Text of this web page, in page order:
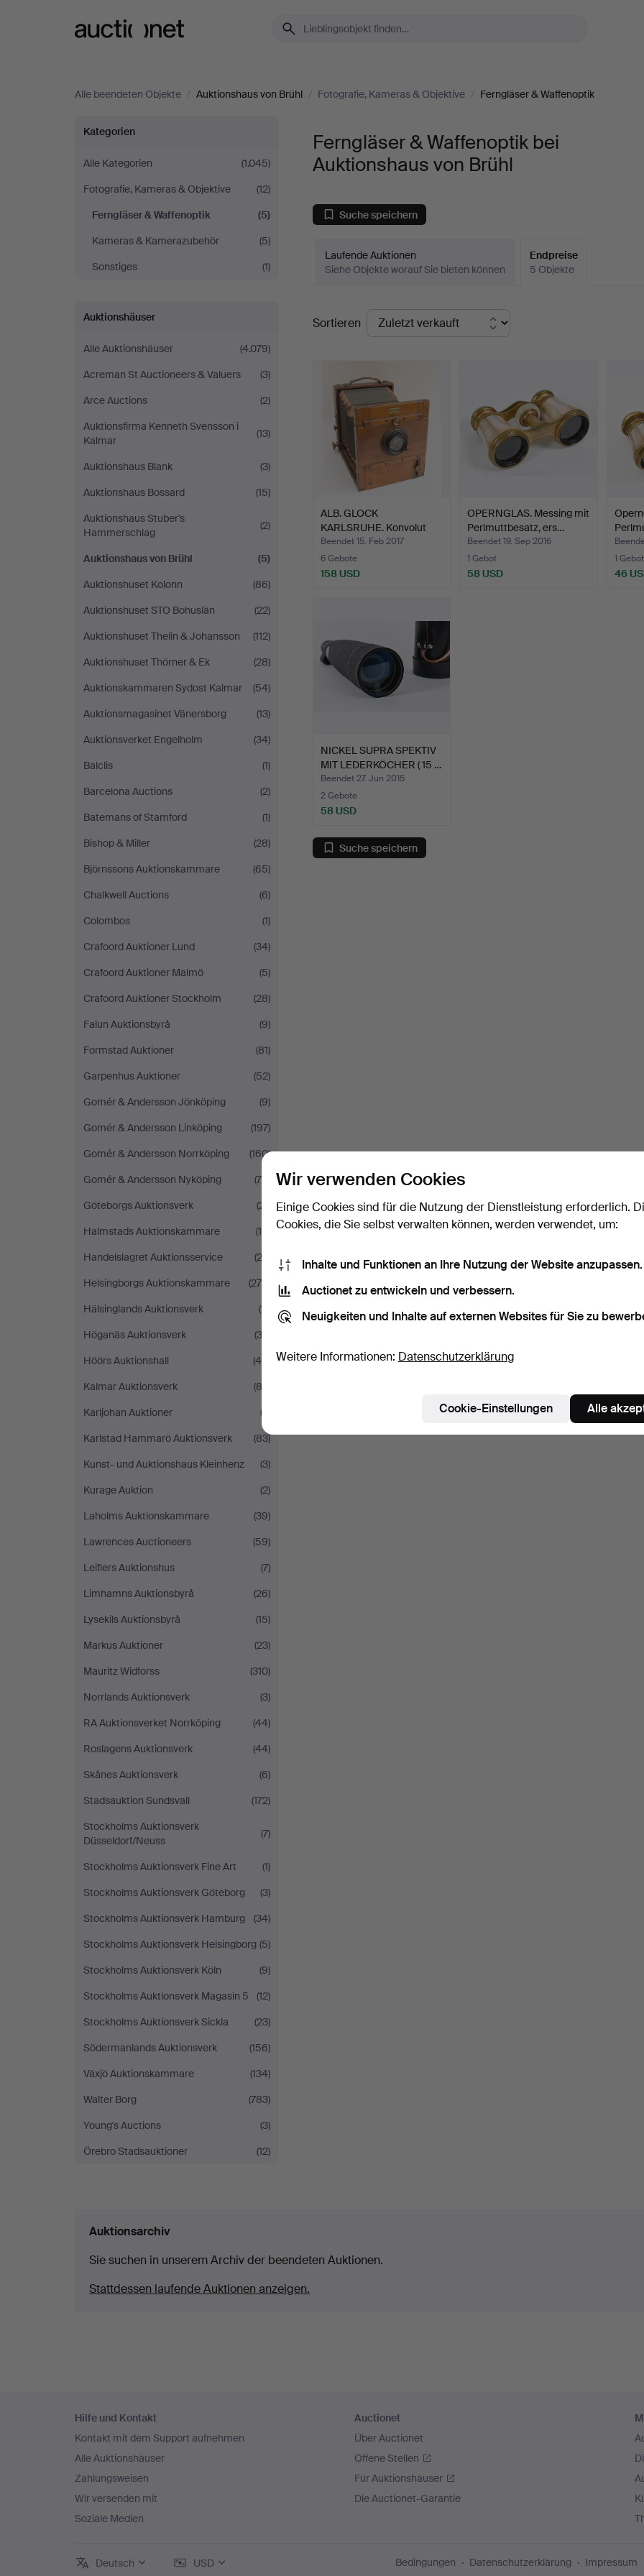
Alle beendeten Objekte / Auktionshaus von Brühl / Fotografie, Kameras & Objektive / Ferngläser & Waffenoptik
Ferngläser
&
Waffenoptik
bei
Auktionshaus
von
Brühl
Kategorien
Alle Kategorien
(1.045)
Fotografie, Kameras & Objektive
(12)
Ferngläser & Waffenoptik
(5)
Kameras & Kamerazubehör
(5)
Sonstiges
(1)
Auktionshäuser
Alle Auktionshäuser
(4.079)
Acreman St Auctioneers & Valuers
(3)
Arce Auctions
(2)
Auktionsfirma Kenneth Svensson i
Kalmar
(13)
Auktionshaus Blank
(3)
Auktionshaus Bossard
(15)
Auktionshaus Stuber's
Hammerschlag
(2)
Auktionshaus von Brühl
(5)
Auktionshuset Kolonn
(86)
Auktionshuset STO Bohuslän
(22)
Auktionshuset Thelin & Johansson
(112)
Auktionshuset Thörner & Ek
(28)
Auktionskammaren Sydost Kalmar
(54)
Auktionsmagasinet Vänersborg
(13)
Auktionsverket Engelholm
(34)
Balclis
(1)
Barcelona Auctions
(2)
Batemans of Stamford
(1)
Bishop & Miller
(28)
Björnssons Auktionskammare
(65)
Chalkwell Auctions
(6)
Colombos
(1)
Crafoord Auktioner Lund
(34)
Crafoord Auktioner Malmö
(5)
Crafoord Auktioner Stockholm
(28)
Falun Auktionsbyrå
(9)
Formstad Auktioner
(81)
Garpenhus Auktioner
(52)
Gomér & Andersson Jönköping
(9)
Gomér & Andersson Linköping
(197)
Gomér & Andersson Norrköping
(160)
Gomér & Andersson Nyköping
(75)
Göteborgs Auktionsverk
(21)
Halmstads Auktionskammare
(15)
Handelslagret Auktionsservice
(23)
Helsingborgs Auktionskammare
(275)
Hälsinglands Auktionsverk
(11)
Höganäs Auktionsverk
(33)
Höörs Auktionshall
(40)
Kalmar Auktionsverk
(82)
Karljohan Auktioner
(2)
Karlstad Hammarö Auktionsverk
(83)
Kunst- und Auktionshaus Kleinhenz
(3)
Kurage Auktion
(2)
Laholms Auktionskammare
(39)
Lawrences Auctioneers
(59)
Leiflers Auktionshus
(7)
Limhamns Auktionsbyrå
(26)
Lysekils Auktionsbyrå
(15)
Markus Auktioner
(23)
Mauritz Widforss
(310)
Norrlands Auktionsverk
(3)
RA Auktionsverket Norrköping
(44)
Roslagens Auktionsverk
(44)
Skånes Auktionsverk
(6)
Stadsauktion Sundsvall
(172)
Stockholms Auktionsverk
Düsseldorf/Neuss
(7)
Stockholms Auktionsverk Fine Art
(1)
Stockholms Auktionsverk Göteborg
(3)
Stockholms Auktionsverk Hamburg
(34)
Stockholms Auktionsverk Helsingborg (5)
Stockholms Auktionsverk Köln
(9)
Stockholms Auktionsverk Magasin 5
(12)
Stockholms Auktionsverk Sickla
(23)
Södermanlands Auktionsverk
(156)
Växjö Auktionskammare
(134)
Walter Borg
(783)
Young's Auctions
(3)
Örebro Stadsauktioner
(12)
Ferngläser & Waffenoptik bei
Auktionshaus von Brühl
Suche speichern
Laufende Auktionen
Siehe Objekte worauf Sie bieten können
Endpreise
5 Objekte
Endpreise
Sortieren
ALB. GLOCK
KARLSRUHE. Konvolut
Holzbalgenk…
Beendet 15. Feb 2017
6 Gebote
158 USD
OPERNGLAS. Messing mit
Perlmuttbesatz, ers…
Beendet 19. Sep 2016
1 Gebot
58 USD
1 Gebot
46
NICKEL SUPRA SPEKTIV
MIT LEDERKÖCHER ( 15 …
Beendet 27. Jun 2015
2 Gebote
58 USD
Suche speichern
Auktionsarchiv
Sie suchen in unserem Archiv der beendeten Auktionen.
Stattdessen laufende Auktionen anzeigen.
Navigation
Hilfe und Kontakt
Kontakt mit dem Support aufnehmen
Alle Auktionshäuser
Zahlungsweisen
Wir versenden mit
Soziale Medien
Auctionet
Über Auctionet
Offene Stellen
Für Auktionshäuser
Die Auctionet-Garantie
Deutsch USD Bedingungen Datenschutzerklärung Impressum
Wir verwenden Cookies
Einige Cookies sind für die Nutzung der Dienstleistung erforderlich.
Cookies, die Sie selbst verwalten können, werden verwendet, um:
Inhalte und Funktionen an Ihre Nutzung der Website anzupassen.
Auctionet zu entwickeln und verbessern.
Neuigkeiten und Inhalte auf externen Websites für Sie zu
Weitere Informationen: Datenschutzerklärung
Cookie-Einstellungen Alle